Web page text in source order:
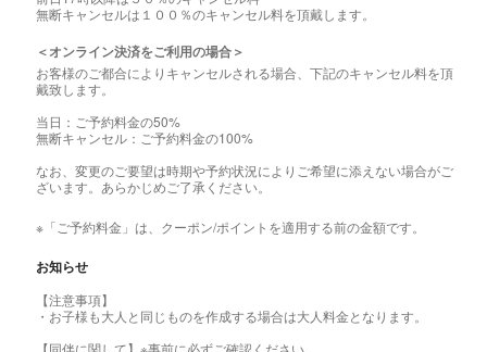
無断キャンセルは１００％のキャンセル料を頂戴します。
＜オンライン決済をご利用の場合＞
お客様のご都合によりキャンセルされる場合、下記のキャンセル料を頂
戴致します。
当日：ご予約料金の50%
無断キャンセル：ご予約料金の100%
なお、変更のご要望は時期や予約状況によりご希望に添えない場合がご
ざいます。あらかじめご了承ください。
※「ご予約料金」は、クーポン/ポイントを適用する前の金額です。
お知らせ
【注意事項】
・お子様も大人と同じものを作成する場合は大人料金となります。
【同伴に関して】※事前に必ずご確認ください。